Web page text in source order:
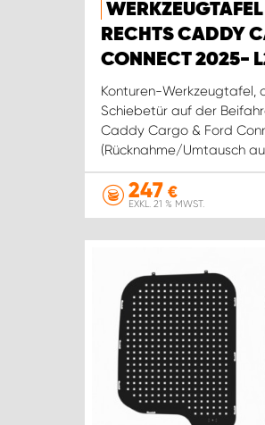
RECHTS CADDY
CONNECT 2025-
Konturen-Werkzeugtafel,
Schiebetür auf der
Caddy Cargo & Ford
(Rücknahme/Umtausch
247 €
EXKL. 21 % MWST.